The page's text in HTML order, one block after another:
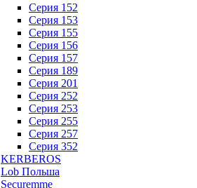
Серия 152
Серия 153
Серия 155
Серия 156
Серия 157
Серия 189
Серия 201
Серия 252
Серия 253
Серия 255
Серия 257
Серия 352
KERBEROS
Lob Польша
Securemme